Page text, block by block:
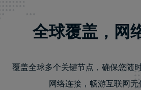
全球覆盖，网
覆盖全球多个关键节点，确保您随
网络连接，畅游互联网无